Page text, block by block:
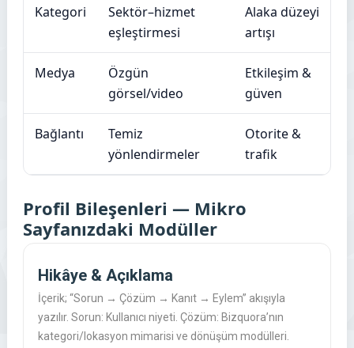
Kategori
Sektör–hizmet
eşleştirmesi
Alaka düzeyi
artışı
Medya
Özgün
görsel/video
Etkileşim &
güven
Bağlantı
Temiz
yönlendirmeler
Otorite &
trafik
Profil Bileşenleri — Mikro
Sayfanızdaki Modüller
Hikâye & Açıklama
İçerik; “Sorun → Çözüm → Kanıt → Eylem” akışıyla
yazılır. Sorun: Kullanıcı niyeti. Çözüm: Bizquora’nın
kategori/lokasyon mimarisi ve dönüşüm modülleri.